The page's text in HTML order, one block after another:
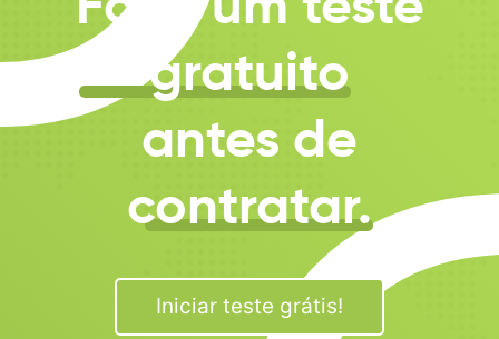
gratuito
antes de
contratar.
Iniciar teste grátis!